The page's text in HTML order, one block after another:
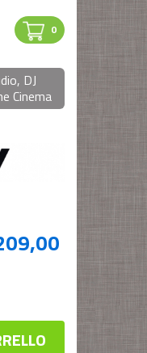
0
DJ
Cinema